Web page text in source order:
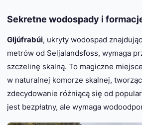
Sekretne wodospady i
Gljúfrabúi, ukryty wodospad
metrów od Seljalandsfoss, wymaga
szczelinę skalną. To magiczne
w naturalnej komorze skalnej,
zdecydowanie różniącą się od
jest bezpłatny, ale wymaga